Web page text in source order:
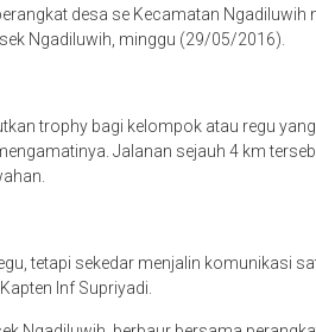
desa se Kecamatan Ngadiluwih
Ngadiluwih, minggu (29/05/2016).
trophy bagi kelompok atau regu
Jalanan sejauh 4 km
tetapi sekedar menjalin komunikasi
Inf Supriyadi.